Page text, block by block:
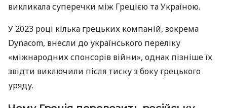
викликала суперечки між Грецією та Україною.
У 2023 році кілька грецьких компаній, зокрема
Dynacom, внесли до українського переліку
«міжнародних спонсорів війни», однак пізніше їх
звідти виключили після тиску з боку грецького
уряду.